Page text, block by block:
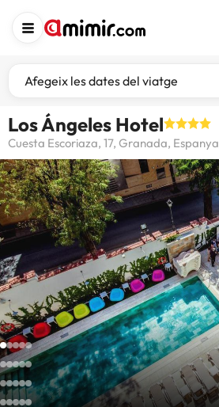
Afegeix les dates del viatge
Los Ángeles Hotel
Cuesta Escoriaza, 17, Granada, Espanya